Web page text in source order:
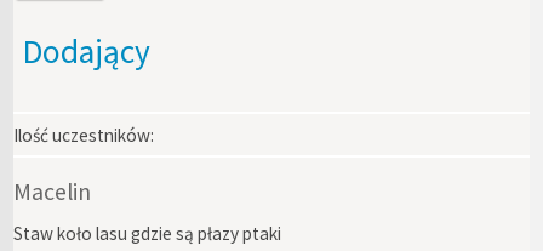
Dodający
Ilość uczestników:
Macelin
Staw koło lasu gdzie są płazy ptaki